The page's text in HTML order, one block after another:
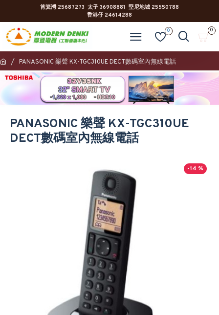
筲箕灣 25687273 太子 36908881 堅尼地城 25550788
香港仔 24614288
0 0
PANASONIC 樂聲 KX-TGC310UE DECT數碼室內無線電話
PANASONIC 樂聲 KX-TGC310UE
DECT數碼室內無線電話
-14 %